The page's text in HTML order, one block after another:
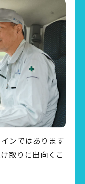
ンではあります
取りに出向くこ